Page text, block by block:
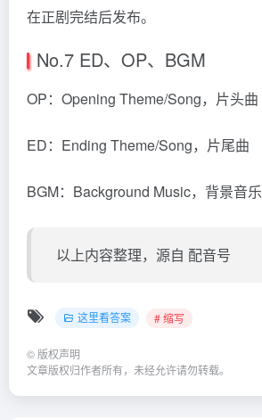
在正剧完结后发布。
No.7 ED、OP、BGM
OP：Opening Theme/Song，片头曲
ED：Ending Theme/Song，片尾曲
BGM：Background Music，背景音乐
以上内容整理，源自 配音号
这里看答案 # 缩写
© 版权声明
文章版权归作者所有，未经允许请勿转载。